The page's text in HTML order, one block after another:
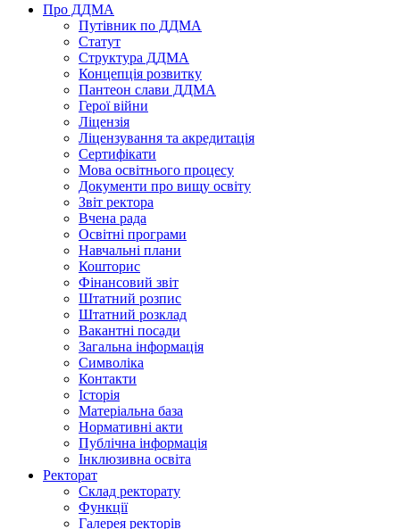
Про ДДМА
Путівник по ДДМА
Статут
Структура ДДМА
Концепція розвитку
Пантеон слави ДДМА
Герої війни
Ліцензія
Ліцензування та акредитація
Сертифікати
Мова освітнього процесу
Документи про вищу освіту
Звіт ректора
Вчена рада
Освітні програми
Навчальні плани
Кошторис
Фінансовий звіт
Штатний розпис
Штатний розклад
Вакантні посади
Загальна інформація
Символіка
Контакти
Історія
Матеріальна база
Нормативні акти
Публічна інформація
Інклюзивна освіта
Ректорат
Склад ректорату
Функції
Галерея ректорів